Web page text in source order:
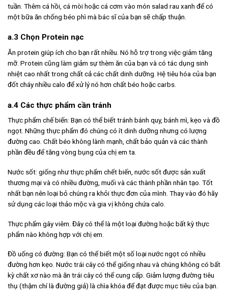
tuần. Thêm cá hồi, cá mòi hoặc cá cơm vào món salad rau xanh để có
một bữa ăn chống béo phì mà bác sĩ của bạn sẽ chấp thuận.
a.3 Chọn Protein nạc
Ăn protein giúp ích cho bạn rất nhiều. Nó hỗ trợ trong việc giảm tăng
mỡ. Protein cũng làm giảm sự thèm ăn của bạn và có tác dụng sinh
nhiệt cao nhất trong chất cả các chất dinh dưỡng. Hệ tiêu hóa của bạn
đốt cháy nhiều calo để xử lý nó hơn chất béo hoặc carbs.
a.4 Các thực phẩm cần tránh
Thực phẩm chế biến: Bạn có thể biết tránh bánh quy, bánh mì, kẹo và đồ
ngọt. Những thực phẩm đó chúng có ít dinh dưỡng nhưng có lượng
đường cao. Chất béo không lành mạnh, chất bảo quản và các thành
phần đều để tăng vòng bụng của chị em ta.
Nước sốt: giống như thực phẩm chết biến, nước sốt được sản xuất
thương mại và có nhiều đường, muối và các thành phần nhân tạo. Tốt
nhất bạn nên loại bỏ chúng ra khỏi thực đơn của mình. Thay vào đó hãy
sử dụng các loại thảo mộc và gia vị không chứa calo.
Thực phẩm gây viêm. Đây có thể là một loại đường hoặc bất kỳ thực
phẩm nào không hợp với chị em.
Đồ uống có đường: Bạn có thể biết một số loại nước ngọt có nhiều
đường hơn kẹo. Nước trái cây có thể giống nhau và chúng không có bất
kỳ chất xơ nào mà ăn trái cây có thể cung cấp. Giảm lượng đường tiêu
thụ (thậm chí là đường giả) là chìa khóa để đạt được mục tiêu của bạn.